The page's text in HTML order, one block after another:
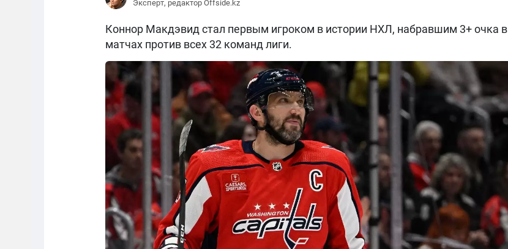
Эксперт, редактор Offside.kz
Коннор Макдэвид стал первым игроком в истории НХЛ, набравшим 3+ очка в
матчах против всех 32 команд лиги.